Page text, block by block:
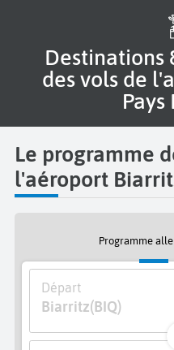
Destinations & Guide horaire
des vols de
Pays
Le programme
l'aéroport
Programme
Départ
Biarritz(BIQ)